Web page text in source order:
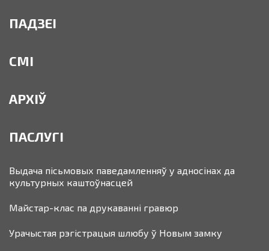
ПАДЗЕІ
СМІ
АРХІЎ
ПАСЛУГІ
Выдача пісьмовых паведамленняў у адносінах да
культурных каштоўнасцей
Майстар-клас па друкаванні гравюр
Урачыстая рэгістрацыя шлюбу ў Новым замку